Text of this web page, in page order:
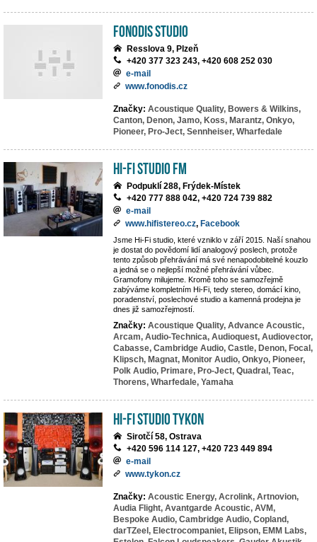
Fonodis studio
Resslova 9, Plzeň
+420 377 323 243, +420 608 252 030
e-mail
www.fonodis.cz
Značky: Acoustique Quality, Bowers & Wilkins,
Canton, Denon, Jamo, Koss, Marantz, Onkyo,
Pioneer, Pro-Ject, Sennheiser, Wharfedale
Hi-Fi Studio FM
Podpuklí 288, Frýdek-Místek
+420 777 888 042, +420 724 739 882
e-mail
www.hifistereo.cz, Facebook
Jsme Hi-Fi studio, které vzniklo v září 2015. Naší snahou
je dostat do povědomí lidí analogový poslech, protože
tento způsob přehrávání má své nenapodobitelné kouzlo
a jedná se o nejlepší možné přehrávání vůbec.
Gramofony milujeme. Kromě toho se samozřejmě
zabýváme kompletním Hi-Fi, tedy stereo, domácí kino,
poradenství, poslechové studio a kamenná prodejna je
dnes již samozřejmostí.
Značky: Acoustique Quality, Advance Acoustic,
Arcam, Audio-Technica, Audioquest, Audiovector,
Cabasse, Cambridge Audio, Castle, Denon, Focal,
Klipsch, Magnat, Monitor Audio, Onkyo, Pioneer,
Polk Audio, Primare, Pro-Ject, Quadral, Teac,
Thorens, Wharfedale, Yamaha
HI-FI studio TYKON
Sirotčí 58, Ostrava
+420 596 114 127, +420 723 449 894
e-mail
www.tykon.cz
Značky: Acoustic Energy, Acrolink, Artnovion,
Audia Flight, Avantgarde Acoustic, AVM,
Bespoke Audio, Cambridge Audio, Copland,
darTZeel, Electrocompaniet, Elipson, EMM Labs,